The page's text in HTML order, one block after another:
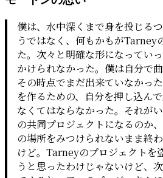
僕は、水中深くまで身を投じる
うではなく、何もかもがTarney
た。次々と明確な形になってい
かけられなかった。僕は自分で
その時点でまだ出来ていなかっ
を作るための、自分を押し込ん
なくてはならなかった。それが
の共同プロジェクトになるのか
の場所をみつけられないまま終
けど。Tarneyのプロジェクトを
うと思ったわけじゃないけど、